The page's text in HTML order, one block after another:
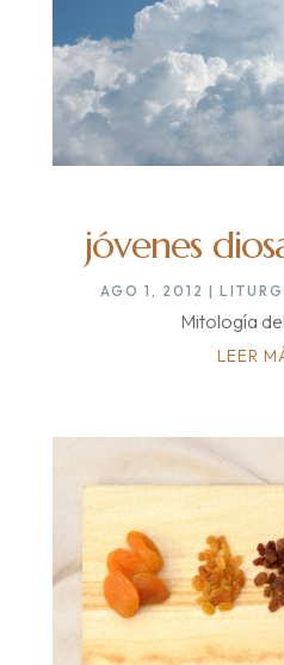
jóvenes
AGO 1, 2012 |
Mitología
LEER